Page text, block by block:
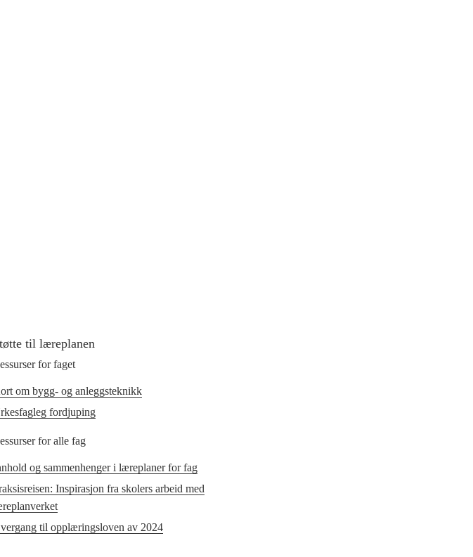
til læreplanen
for faget
om bygg- og anleggsteknikk
fordjuping
for alle fag
og sammenhenger i læreplaner for fag
Inspirasjon fra skolers arbeid med
til opplæringsloven av 2024